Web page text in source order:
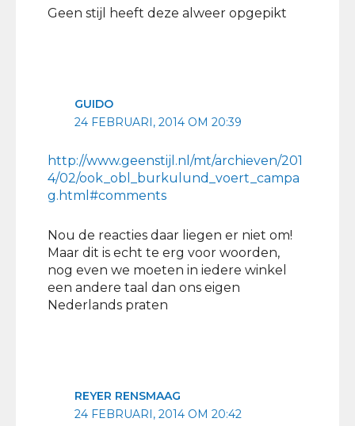
Geen stijl heeft deze alweer opgepikt
GUIDO
24 FEBRUARI, 2014 OM 20:39
http://www.geenstijl.nl/mt/archieven/201
4/02/ook_obl_burkulund_voert_campa
g.html#comments
Nou de reacties daar liegen er niet om!
Maar dit is echt te erg voor woorden,
nog even we moeten in iedere winkel
een andere taal dan ons eigen
Nederlands praten
REYER RENSMAAG
24 FEBRUARI, 2014 OM 20:42